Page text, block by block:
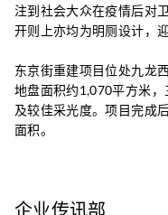
注到社会大众在疫情后对
开则上亦均为明厕设计，
东京街重建项目位处九龙
地盘面积约1,070平方米
及较佳采光度。项目完成
面积。
企业传讯部